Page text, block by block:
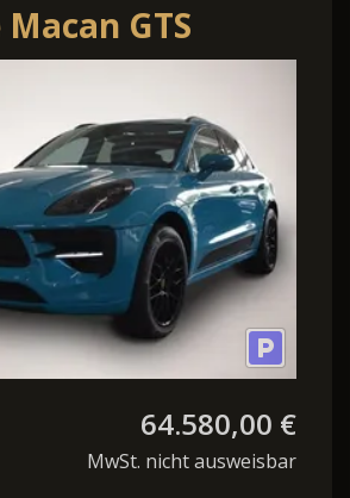
GTS
Bose Sound
64.580,00 €
MwSt. nicht ausweisbar